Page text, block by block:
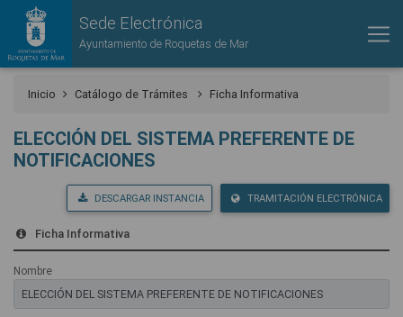
Sede Electrónica
Ayuntamiento de Roquetas de Mar
Inicio Catálogo de Trámites Ficha Informativa
ELECCIÓN DEL SISTEMA PREFERENTE DE
NOTIFICACIONES
DESCARGAR INSTANCIA TRAMITACIÓN ELECTRÓNICA
Ficha Informativa
Nombre